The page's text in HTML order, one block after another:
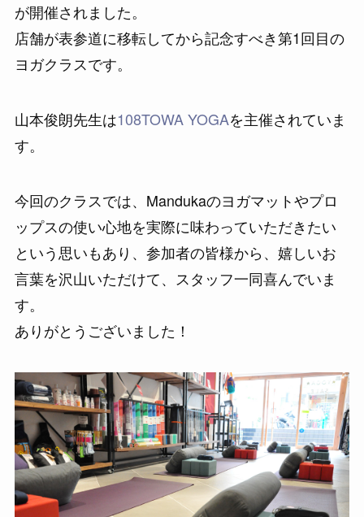
が開催されました。
店舗が表参道に移転してから記念すべき第1回目の
ヨガクラスです。
山本俊朗先生は108TOWA YOGAを主催されていま
す。
今回のクラスでは、Mandukaのヨガマットやプロ
ップスの使い心地を実際に味わっていただきたい
という思いもあり、参加者の皆様から、嬉しいお
言葉を沢山いただけて、スタッフ一同喜んでいま
す。
ありがとうございました！